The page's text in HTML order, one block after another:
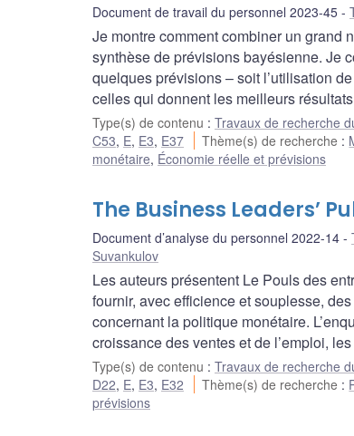
Document de travail du personnel 2023-45
Je montre comment combiner un grand
synthèse de prévisions bayésienne. Je
quelques prévisions – soit l’utilisation
celles qui donnent les meilleurs
Type(s) de contenu : Travaux de recherche
C53, E, E3, E37 Thème(s) de recherche :
monétaire, Économie réelle et prévisions
The Business Leaders’
Document d’analyse du personnel 2022-14
Suvankulov
Les auteurs présentent Le Pouls des
fournir, avec efficience et souplesse,
concernant la politique monétaire.
croissance des ventes et de l’emploi,
Type(s) de contenu : Travaux de recherche
D22, E, E3, E32 Thème(s) de recherche :
prévisions